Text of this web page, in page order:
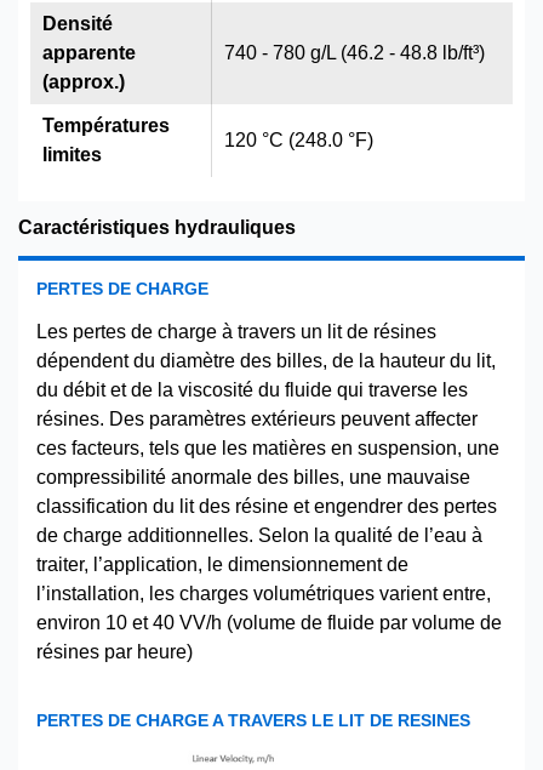
740 - 780 g/L (46.2 - 48.8 lb/ft³)
120 °C (248.0 °F)
Densité
apparente
(approx.)
Températures
limites
Caractéristiques hydrauliques
PERTES DE CHARGE
Les pertes de charge à travers un lit de résines
dépendent du diamètre des billes, de la hauteur du lit,
du débit et de la viscosité du fluide qui traverse les
résines. Des paramètres extérieurs peuvent affecter
ces facteurs, tels que les matières en suspension, une
compressibilité anormale des billes, une mauvaise
classification du lit des résine et engendrer des pertes
de charge additionnelles. Selon la qualité de l’eau à
traiter, l’application, le dimensionnement de
l’installation, les charges volumétriques varient entre,
environ 10 et 40 VV/h (volume de fluide par volume de
résines par heure)
PERTES DE CHARGE A TRAVERS LE LIT DE RESINES